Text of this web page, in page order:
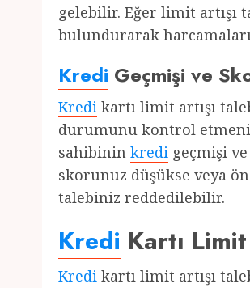
gelebilir. Eğer limit artışı
bulundurarak
Kredi Geçmişi ve
Kredi kartı limit artışı
durumunu kontrol
sahibinin kredi geçmişi ve
skorunuz düşükse veya
talebiniz reddedilebilir.
Kredi Kartı
Kredi kartı limit artışı